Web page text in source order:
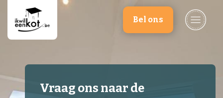
Overslaan en naar de inhoud gaan
Bel ons
Vraag ons naar de